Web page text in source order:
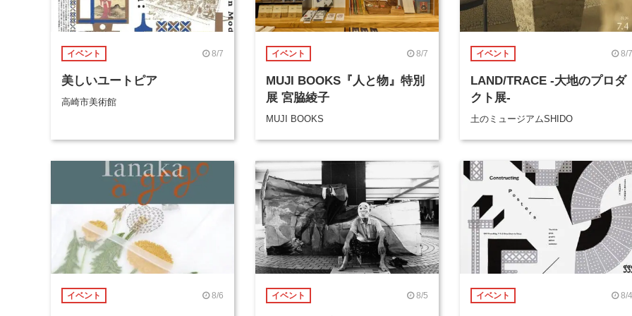
イベント 8/7
美しいユートピア
高崎市美術館
イベント 8/7
MUJI BOOKS『人と物』特別
展 宮脇綾子
MUJI BOOKS
イベント 8/7
LAND/TRACE -大地のプロダ
クト展-
土のミュージアムSHIDO
イベント 8/6 イベント 8/5 イベント 8/4